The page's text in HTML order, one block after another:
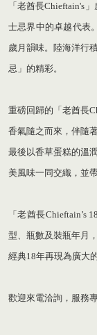
「老酋長Chieftain's
士忌界中的卓越代表
歲月韻味。陸海洋行
忌」的精彩。
重磅回歸的「老酋長
香氣隨之而來，伴隨
最後以香草蛋糕的溫
美風味一同交織，並
「老酋長
型、瓶數及裝瓶年月
經典18年再現為廣大
歡迎來電洽詢，服務